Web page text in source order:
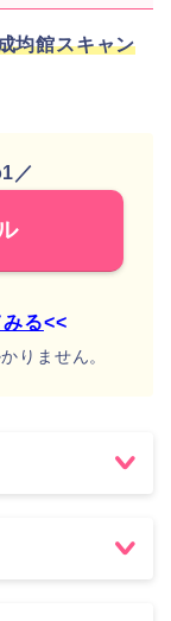
均館スキャン
／
る<<
りません。